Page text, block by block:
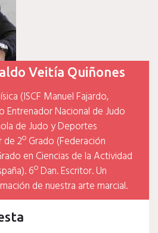
Veitía Quiñones
(ISCF Manuel Fajardo,
Entrenador Nacional de Judo
de Judo y Deportes
2º Grado (Federación
en Ciencias de la Actividad
6º Dan. Escritor. Un
de nuestra arte marcial.